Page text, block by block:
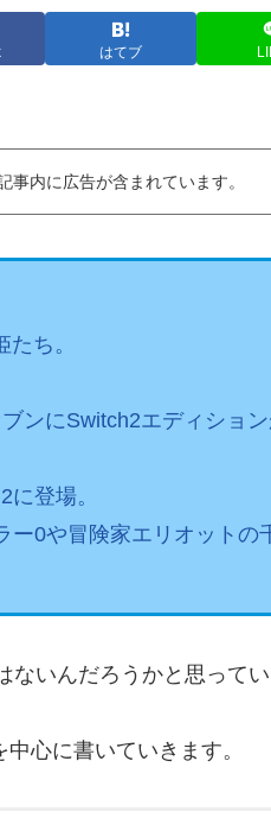
はてブ
事内に広告が含まれています。
ち。
ンにSwitch2エディショ
登場。
0や冒険家エリオットの
ないんだろうかと思って
心に書いていきます。